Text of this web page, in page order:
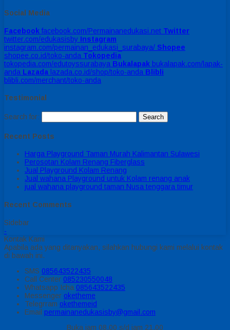
Social Media
Facebook facebook.com/Permainanedukasi.net Twitter
twitter.com/edukasisby Instagram
instagram.com/permainan_edukasi_surabaya/ Shopee
shopee.co.id/toko-anda Tokopedia
tokopedia.com/edutoyssurabaya Bukalapak bukalapak.com/lapak-
anda Lazada lazada.co.id/shop/toko-anda Blibli
blibli.com/merchant/toko-anda
Testimonial
Search for:
Recent Posts
Harga Playground Taman Murah Kalimantan Sulawesi
Perosotan Kolam Renang Fiberglass
Jual Playground Kolam Renang
Jual wahana Playground untuk Kolam renang anak
jual wahana playground taman Nusa tenggara timur
Recent Comments
Sidebar
-
Kontak Kami
Apabila ada yang ditanyakan, silahkan hubungi kami melalui kontak
di bawah ini.
SMS 085643522435
Call Center 085230550048
Whatsapp Icha 085643522435
Messenger oketheme
Telegrram okethemeid
Email permainanedukasisby@gmail.com
Buka jam 08.00 s/d jam 21.00